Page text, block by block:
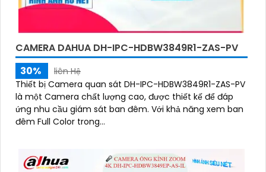
CAMERA DAHUA DH-IPC-HDBW3849R1-ZAS-PV
30%
liên Hệ
Thiết bị Camera quan sát DH-IPC-HDBW3849R1-ZAS-PV
là một Camera chất lượng cao, được thiết kế để đáp
ứng nhu cầu giám sát ban đêm. Với khả năng xem ban
đêm Full Color trong...